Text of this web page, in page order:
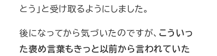
とう」と受け取るようにしました。
後になってから気づいたのですが、 こういっ
た褒め言葉もきっと以前から言われていた